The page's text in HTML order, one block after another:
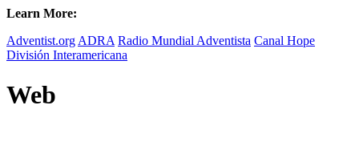
Learn More:
Adventist.org ADRA Radio Mundial Adventista Canal Hope
División Interamericana
Web